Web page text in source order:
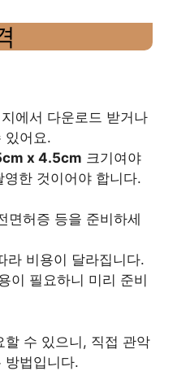
에서 다운로드 받거나
있어요.
x 4.5cm 크기여야
한 것이어야 합니다.
면허증 등을 준비하세
라 비용이 달라집니다.
이 필요하니 미리 준비
할 수 있으니, 직접 관악
방법입니다.